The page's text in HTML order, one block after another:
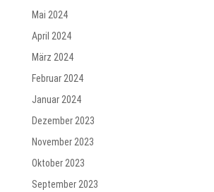
Mai 2024
April 2024
März 2024
Februar 2024
Januar 2024
Dezember 2023
November 2023
Oktober 2023
September 2023